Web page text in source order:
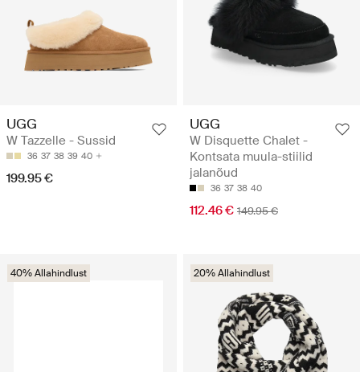
UGG
W Tazzelle - Sussid
36 37 38 39 40
199.95 €
UGG
W Disquette Chalet -
Kontsata muula-stiilid
jalanõud
36 37 38 40
112.46 € 149.95 €
40% Allahindlust 20% Allahindlust